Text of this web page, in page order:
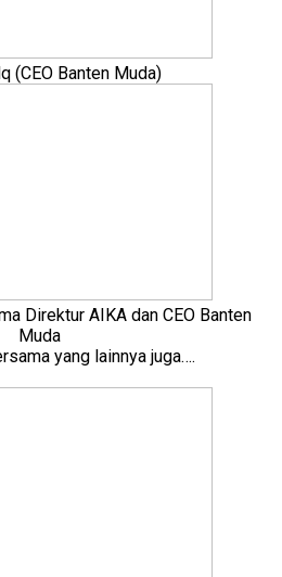
(CEO Banten Muda)
Direktur AIKA dan CEO Banten
Muda
yang lainnya juga….